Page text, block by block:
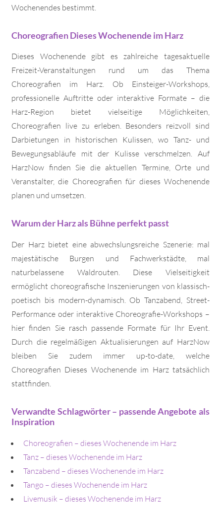
Wochenendes bestimmt.
Choreografien Dieses Wochenende im Harz
Dieses Wochenende gibt es zahlreiche tagesaktuelle
Freizeit-Veranstaltungen rund um das Thema
Choreografien im Harz. Ob Einsteiger-Workshops,
professionelle Auftritte oder interaktive Formate – die
Harz-Region bietet vielseitige Möglichkeiten,
Choreografien live zu erleben. Besonders reizvoll sind
Darbietungen in historischen Kulissen, wo Tanz- und
Bewegungsabläufe mit der Kulisse verschmelzen. Auf
HarzNow finden Sie die aktuellen Termine, Orte und
Veranstalter, die Choreografien für dieses Wochenende
planen und umsetzen.
Warum der Harz als Bühne perfekt passt
Der Harz bietet eine abwechslungsreiche Szenerie: mal
majestätische Burgen und Fachwerkstädte, mal
naturbelassene Waldrouten. Diese Vielseitigkeit
ermöglicht choreografische Inszenierungen von klassisch-
poetisch bis modern-dynamisch. Ob Tanzabend, Street-
Performance oder interaktive Choreografie-Workshops –
hier finden Sie rasch passende Formate für Ihr Event.
Durch die regelmäßigen Aktualisierungen auf HarzNow
bleiben Sie zudem immer up-to-date, welche
Choreografien Dieses Wochenende im Harz tatsächlich
stattfinden.
Verwandte Schlagwörter – passende Angebote als
Inspiration
Choreografien – dieses Wochenende im Harz
Tanz – dieses Wochenende im Harz
Tanzabend – dieses Wochenende im Harz
Tango – dieses Wochenende im Harz
Livemusik – dieses Wochenende im Harz